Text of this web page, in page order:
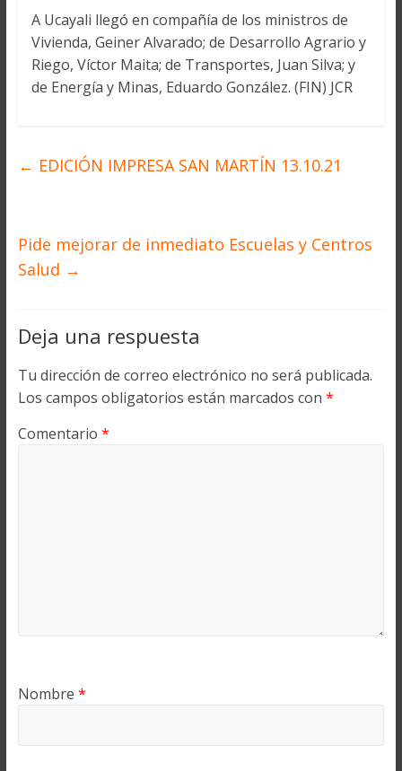
A Ucayali llegó en compañía de los ministros de
Vivienda, Geiner Alvarado; de Desarrollo Agrario y
Riego, Víctor Maita; de Transportes, Juan Silva; y
de Energía y Minas, Eduardo González. (FIN) JCR
← EDICIÓN IMPRESA SAN MARTÍN 13.10.21
Pide mejorar de inmediato Escuelas y Centros
Salud →
Deja una respuesta
Tu dirección de correo electrónico no será publicada.
Los campos obligatorios están marcados con *
Comentario *
Nombre *